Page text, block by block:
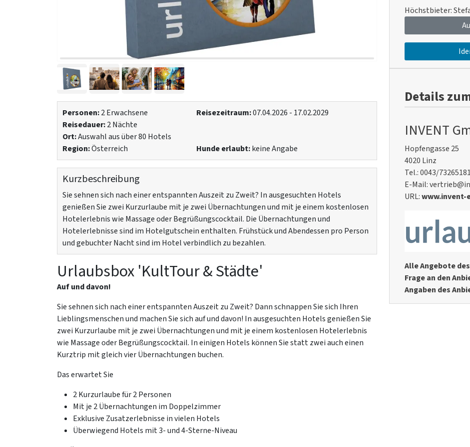
Personen:2 Erwachsene Reisezeitraum:07.04.2026 - 17.02.2029
Reisedauer:2 Nächte
Ort:Auswahl aus über 80 Hotels
Region:Österreich Hunde erlaubt:keine Angabe
Kurzbeschreibung
Sie sehnen sich nach einer entspannten Auszeit zu Zweit? In ausgesuchten Hotels
genießen Sie zwei Kurzurlaube mit je zwei Übernachtungen und mit je einem kostenlosen
Hotelerlebnis wie Massage oder Begrüßungscocktail. Die Übernachtungen und
Hotelerlebnisse sind im Hotelgutschein enthalten. Frühstück und Abendessen pro Person
und gebuchter Nacht sind im Hotel verbindlich zu bezahlen.
Urlaubsbox 'KultTour & Städte'
Auf und davon!
Sie sehnen sich nach einer entspannten Auszeit zu Zweit? Dann schnappen Sie sich Ihren
Lieblingsmenschen und machen Sie sich auf und davon! In ausgesuchten Hotels genießen Sie
zwei Kurzurlaube mit je zwei Übernachtungen und mit je einem kostenlosen Hotelerlebnis
wie Massage oder Begrüßungscocktail. In einigen Hotels können Sie statt zwei auch einen
Kurztrip mit gleich vier Übernachtungen buchen.
Das erwartet Sie
2 Kurzurlaube für 2 Personen
Mit je 2 Übernachtungen im Doppelzimmer
Exklusive Zusatzerlebnisse in vielen Hotels
Überwiegend Hotels mit 3- und 4-Sterne-Niveau
Höchstbieter:
Details
INVENT
Hopfengasse 25
4020 Linz
Tel.: 0043/
E-Mail:
URL:www.invent-
Alle Angebote
Frage an den
Angaben des